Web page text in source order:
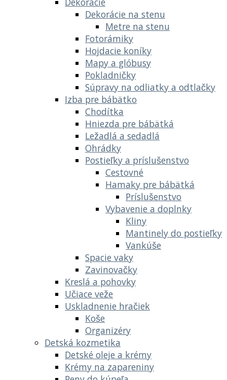
Dekorácie na stenu
Metre na stenu
Fotorámiky
Hojdacie koníky
Mapy a glóbusy
Pokladničky
Súpravy na odliatky a odtlačky
Izba pre bábätko
Chodítka
Hniezda pre bábätká
Ležadlá a sedadlá
Ohrádky
Postieľky a príslušenstvo
Cestovné
Hamaky pre bábätká
Príslušenstvo
Vybavenie a doplnky
Kliny
Mantinely do postieľky
Vankúše
Spacie vaky
Zavinovačky
Kreslá a pohovky
Učiace veže
Uskladnenie hračiek
Koše
Organizéry
Detská kozmetika
Detské oleje a krémy
Krémy na zapareniny